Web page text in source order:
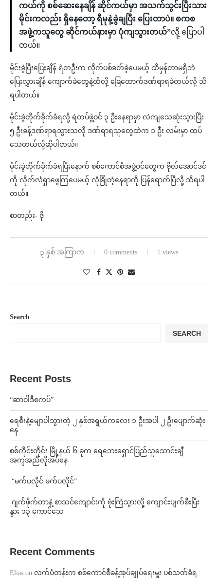
ကယ်ကို စစ်ဆေးနေချိန် ဆိုင်ကယ်မှာ အသက်သွင်းပြီးသား
မိုင်းကလည်း ရှိနေတော့ ရီမုနဲ့ခွဲချပြီး ပြေးတာပဲ။ စကစ
အဖွဲ့ကသူတွေ ဆိုင်ကယ်နားမှာ ပုံကျသွားတယ်”လို့ ပြောပါ
တယ်။
မိုင်းခွဲပြီးပြေးချိန် ရဲတဦးက လိုက်ပစ်ခတ်ခဲ့ပေမယ့် ထိမှန်တာမရှိဘဲ ​
ပြေးလွှားချိန် ကျောက်ခဲတွေနဲ့ထိလို့ ခြေထောက်ဒဏ်ရာရခဲ့တယ်လို့ သိ
ရပါတယ်။
မိုင်းခွဲတိုက်ခိုက်ခံရလို့ ရဲတပ်ဖွဲ့ဝင် ၃ ဦးနေရာမှာ လဲကျသေဆုံးသွားပြီး
၅ ဦးခန့်ဒဏ်ရာရသွားသလို ဒဏ်ရာရသူတွေထဲက ၁ ဦး လမ်းမှာ ထပ်
သေတယ်လို့ဆိုပါတယ်။
မိုင်းခွဲတိုက်ခိုက်ခံရပြီးနောက် စစ်ကောင်စီအဖွဲ့ဝင်တွေက ဗိုလ်အောင်ဒင်
ကို လိုက်လံရှာဖွေကြပေမယ့် လုံခြုံတဲ့နေရာကို ပြန်ရောက်ပြီလို့ သိရပါ
တယ်။
စာတည်း- ဇို
၃ နှစ် အကြာက 0 comments 1 views
Search
SEARCH
Recent Posts
“ဆာဝါဒီစကပ်”
ရေစီးနဲ့မျောပါသွားတဲ့ ၂ နှစ်အရွယ်ကလေး ၁ ဦးအပါ ၂ ဦးပျောက်ဆုံး
နေ
စစ်ကိုင်းတိုင်း မြို့နယ် ၆ ခုက ရေဘေးရှောင်ပြည်သူသောင်းချီ
အကူအညီလိုအပ်နေ
⁨ ⁨“မက်ပလိုင် မက်ပလိုင်”
⁨⁩ ⁨ဂျက်ဖိုက်တာနဲ့ စာသင်ကျောင်းကို ဗုံးကြဲသွားလို့ ကျောင်းပျက်စီးပြီး
နွား ၁၃ ကောင်သေ
Recent Comments
Elias on လက်ပံတန်းက စစ်ကောင်စီခန့်အုပ်ချုပ်ရေးမှူး ပစ်သတ်ခံရ